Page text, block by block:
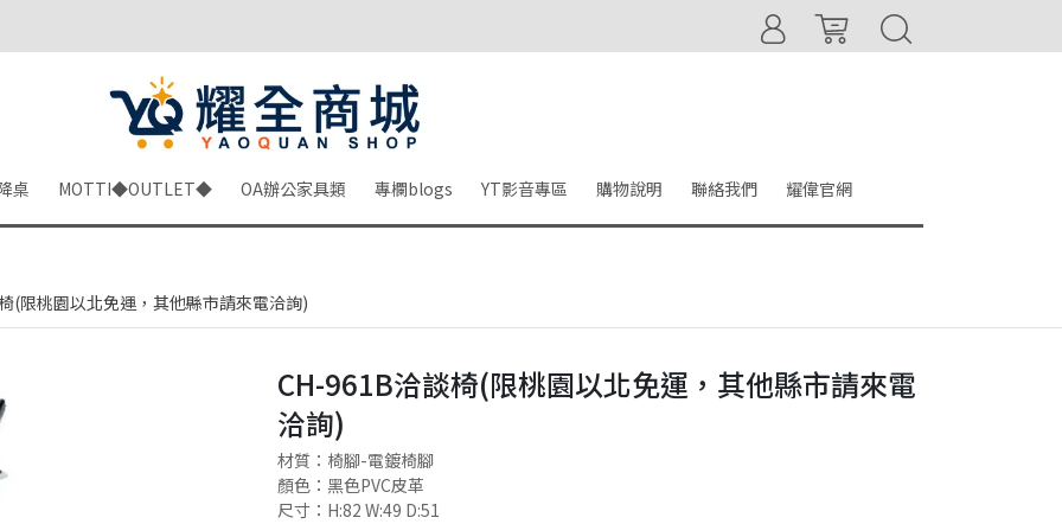
桌 MOTTI◆OUTLET◆ OA辦公家具類 專欄blogs YT影音專區 購物說明 聯絡我們 耀偉官網
(限桃園以北免運，其他縣市請來電洽詢)
CH-961B洽談椅(限桃園以北免運，其他縣市請來電
洽詢)
材質：椅腳-電鍍椅腳
顏色：黑色PVC皮革
尺寸：H:82 W:49 D:51